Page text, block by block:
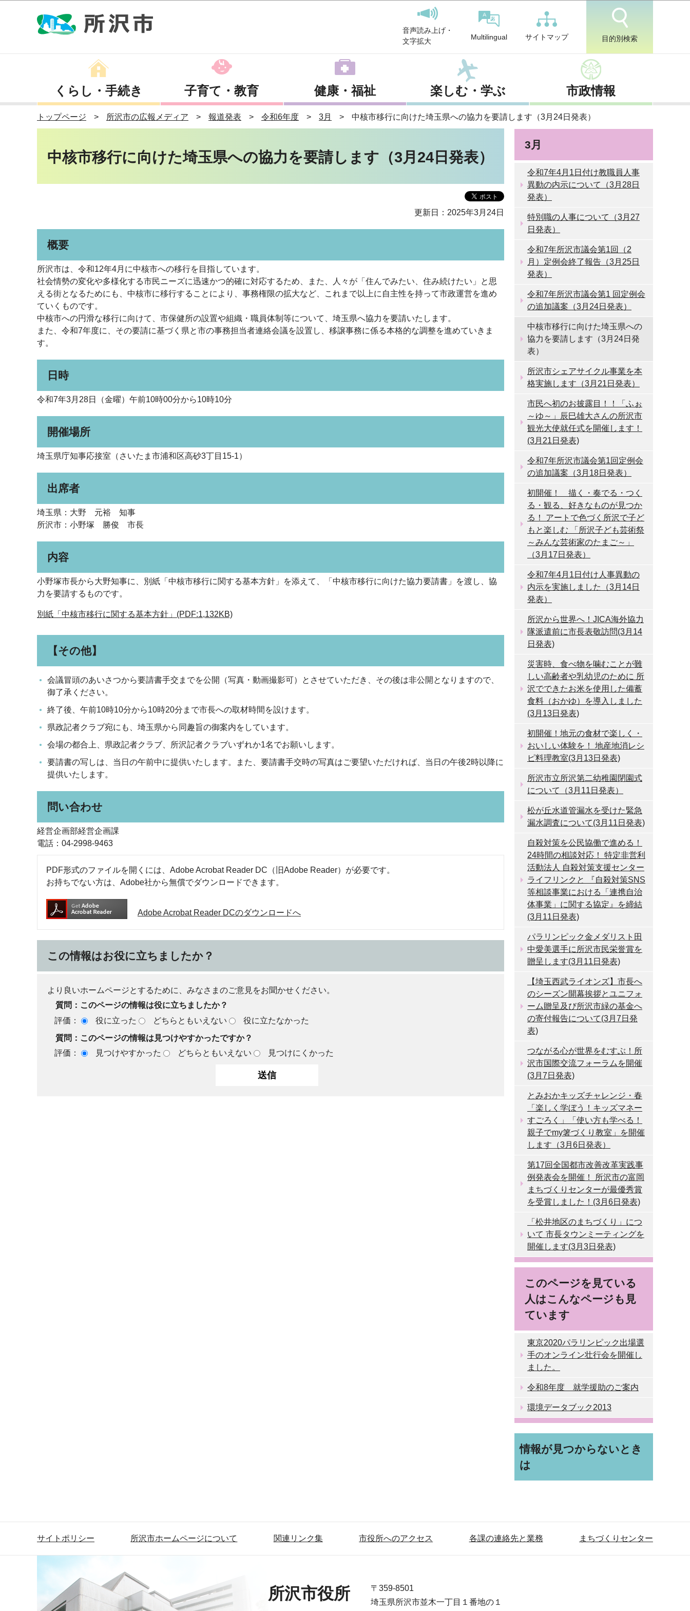
音声読み上げ・
文字拡大
Multilingual サイトマップ 目的別検索
くらし・手続き 子育て・教育 健康・福祉 楽しむ・学ぶ 市政情報
トップページ 所沢市の広報メディア 報道発表 令和6年度 3月 中核市移行に向けた埼玉県への協力を要請します（3月24日発表）
中核市移行に向けた埼玉県への協力を要請します（3月24日発表）
更新日：2025年3月24日
概要
所沢市は、令和12年4月に中核市への移行を目指しています。
社会情勢の変化や多様化する市民ニーズに迅速かつ的確に対応するため、また、人々が「住んでみたい、住み続けたい」と思
える街となるためにも、中核市に移行することにより、事務権限の拡大など、これまで以上に自主性を持って市政運営を進め
ていくものです。
中核市への円滑な移行に向けて、市保健所の設置や組織・職員体制等について、埼玉県へ協力を要請いたします。
また、令和7年度に、その要請に基づく県と市の事務担当者連絡会議を設置し、移譲事務に係る本格的な調整を進めていきま
す。
日時
令和7年3月28日（金曜）午前10時00分から10時10分
開催場所
埼玉県庁知事応接室（さいたま市浦和区高砂3丁目15-1）
出席者
埼玉県：大野 元裕 知事
所沢市：小野塚 勝俊 市長
内容
小野塚市長から大野知事に、別紙「中核市移行に関する基本方針」を添えて、「中核市移行に向けた協力要請書」を渡し、協
力を要請するものです。
別紙「中核市移行に関する基本方針」(PDF:1,132KB)
【その他】
会議冒頭のあいさつから要請書手交までを公開（写真・動画撮影可）とさせていただき、その後は非公開となりますので、
御了承ください。
終了後、午前10時10分から10時20分まで市長への取材時間を設けます。
県政記者クラブ宛にも、埼玉県から同趣旨の御案内をしています。
会場の都合上、県政記者クラブ、所沢記者クラブいずれか1名でお願いします。
要請書の写しは、当日の午前中に提供いたします。また、要請書手交時の写真はご要望いただければ、当日の午後2時以降に
提供いたします。
問い合わせ
経営企画部経営企画課
電話：04-2998-9463
PDF形式のファイルを開くには、Adobe Acrobat Reader DC（旧Adobe Reader）が必要です。
お持ちでない方は、Adobe社から無償でダウンロードできます。
Adobe Acrobat Reader DCのダウンロードへ
この情報はお役に立ちましたか？
より良いホームページとするために、みなさまのご意見をお聞かせください。
質問：このページの情報は役に立ちましたか？
評価：
役に立った どちらともいえない
役に立たなかった
質問：このページの情報は見つけやすかったですか？
評価：
見つけやすかった どちらともいえない 見つけにくかった
3月
令和7年4月1日付け教職員人事
異動の内示について（3月28日
発表）
特別職の人事について（3月27
日発表）
令和7年所沢市議会第1回（2
月）定例会終了報告（3月25日
発表）
令和7年所沢市議会第1 回定例会
の追加議案（3月24日発表）
中核市移行に向けた埼玉県への
協力を要請します（3月24日発
表）
所沢市シェアサイクル事業を本
格実施します（3月21日発表）
市民へ初のお披露目！！「ふぉ
～ゆ～」辰巳雄大さんの所沢市
観光大使就任式を開催します！
(3月21日発表)
令和7年所沢市議会第1回定例会
の追加議案（3月18日発表）
初開催！ 描く・奏でる・つく
る・観る、好きなものが見つか
る！ アートで色づく所沢で子ど
もと楽しむ 「所沢子ども芸術祭
～みんな芸術家のたまご～」
（3月17日発表）
令和7年4月1日付け人事異動の
内示を実施しました（3月14日
発表）
所沢から世界へ！JICA海外協力
隊派遣前に市長表敬訪問(3月14
日発表)
災害時、食べ物を噛むことが難
しい高齢者や乳幼児のために 所
沢でできたお米を使用した備蓄
食料（おかゆ）を導入しました
(3月13日発表)
初開催！地元の食材で楽しく・
おいしい体験を！ 地産地消レシ
ピ料理教室(3月13日発表)
所沢市立所沢第二幼稚園閉園式
について（3月11日発表）
松が丘水道管漏水を受けた緊急
漏水調査について(3月11日発表)
自殺対策を公民協働で進める！
24時間の相談対応！ 特定非営利
活動法人 自殺対策支援センター
ライフリンクと 『自殺対策SNS
等相談事業における「連携自治
体事業」に関する協定』を締結
(3月11日発表)
パラリンピック金メダリスト田
中愛美選手に所沢市民栄誉賞を
贈呈します(3月11日発表)
【埼玉西武ライオンズ】市長へ
のシーズン開幕挨拶とユニフォ
ーム贈呈及び所沢市緑の基金へ
の寄付報告について(3月7日発
表)
つながる心が世界をむすぶ！所
沢市国際交流フォーラムを開催
(3月7日発表)
とみおかキッズチャレンジ・春
「楽しく学ぼう！キッズマネー
すごろく」「使い方も学べる！
親子でmy箸づくり教室」を開催
します（3月6日発表）
第17回全国都市改善改革実践事
例発表会を開催！ 所沢市の富岡
まちづくりセンターが最優秀賞
を受賞しました！(3月6日発表)
「松井地区のまちづくり」につ
いて 市長タウンミーティングを
開催します(3月3日発表)
このページを見ている
人はこんなページも見
ています
東京2020パラリンピック出場選
手のオンライン壮行会を開催し
ました。
令和8年度 就学援助のご案内
環境データブック2013
情報が見つからないとき
は
サイトポリシー 所沢市ホームページについて 関連リンク集 市役所へのアクセス 各課の連絡先と業務 まちづくりセンター
所沢市役所
〒359-8501
埼玉県所沢市並木一丁目１番地の１